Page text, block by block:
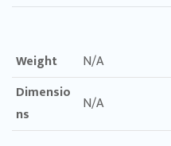
Weight
N/A
Dimensio
ns
N/A